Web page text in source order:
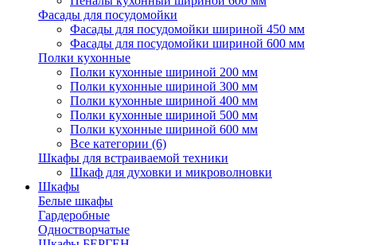
Фасады для посудомойки
Фасады для посудомойки шириной 450 мм
Фасады для посудомойки шириной 600 мм
Полки кухонные
Полки кухонные шириной 200 мм
Полки кухонные шириной 300 мм
Полки кухонные шириной 400 мм
Полки кухонные шириной 500 мм
Полки кухонные шириной 600 мм
Все категории (6)
Шкафы для встраиваемой техники
Шкаф для духовки и микроволновки
Шкафы
Белые шкафы
Гардеробные
Одностворчатые